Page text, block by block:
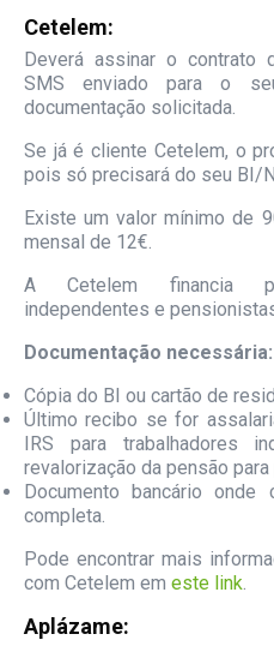
Cetelem:
Deverá assinar o contrato
SMS enviado para o
documentação solicitada.
Se já é cliente Cetelem, o
pois só precisará do seu BI/
Existe um valor mínimo de
mensal de 12€.
A Cetelem financia
independentes e
Documentação necessária:
Cópia do BI ou cartão de
Último recibo se for
IRS para trabalhadores
revalorização da pensão
Documento bancário
completa.
Pode encontrar mais
com Cetelem em este link.
Aplázame: